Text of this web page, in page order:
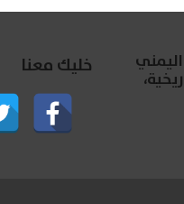
خليك معنا